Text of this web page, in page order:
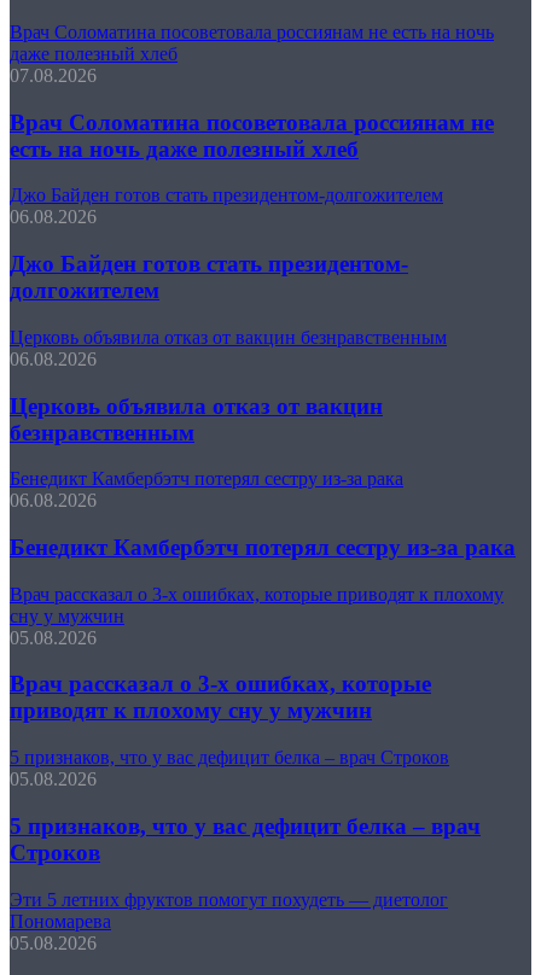
Врач Соломатина посоветовала россиянам не есть на ночь
даже полезный хлеб
07.08.2026
Врач Соломатина посоветовала россиянам не
есть на ночь даже полезный хлеб
Джо Байден готов стать президентом-долгожителем
06.08.2026
Джо Байден готов стать президентом-
долгожителем
Церковь объявила отказ от вакцин безнравственным
06.08.2026
Церковь объявила отказ от вакцин
безнравственным
Бенедикт Камбербэтч потерял сестру из-за рака
06.08.2026
Бенедикт Камбербэтч потерял сестру из-за рака
Врач рассказал о 3-х ошибках, которые приводят к плохому
сну у мужчин
05.08.2026
Врач рассказал о 3-х ошибках, которые
приводят к плохому сну у мужчин
5 признаков, что у вас дефицит белка – врач Строков
05.08.2026
5 признаков, что у вас дефицит белка – врач
Строков
Эти 5 летних фруктов помогут похудеть — диетолог
Пономарева
05.08.2026